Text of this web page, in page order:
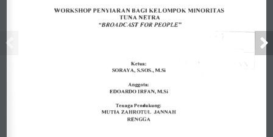
WORKSHOP PENYIARAN BAGI KELOMPOK MINORITAS
TUNA NETRA
"BROADCAST FOR PEOPLE"
Ketua:
SORAYA,
S.SOS., M.Si
Anggota:
EDOARDO IRF AN, M.Si
Tenaga Peodukuog:
MUTIA ZAHROTUL
JANNAH
RENGGA